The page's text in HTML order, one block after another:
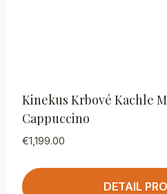
Kinekus Krbové Kachle
Cappuccino
€1,199.00
DETAIL